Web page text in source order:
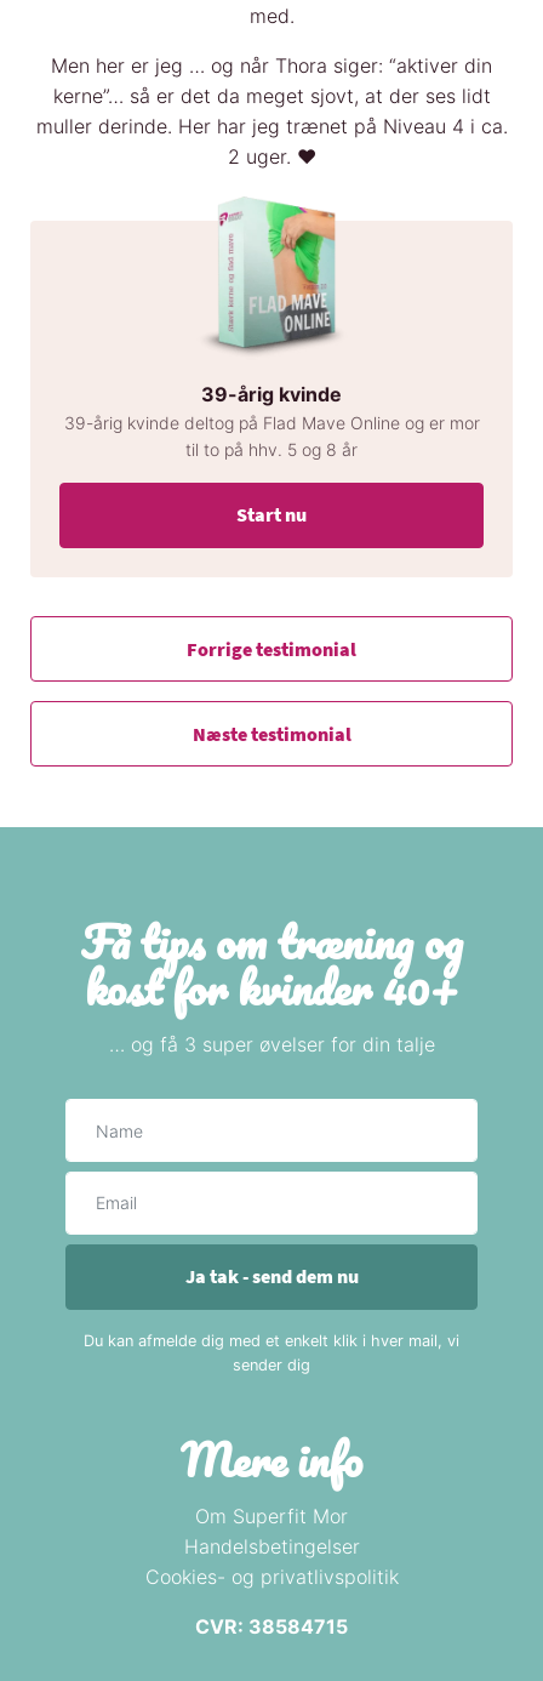
med.
Men her er jeg … og når Thora siger: “aktiver din
kerne”… så er det da meget sjovt, at der ses lidt
muller derinde. Her har jeg trænet på Niveau 4 i ca.
2 uger. ❤️
39-årig kvinde
39-årig kvinde deltog på Flad Mave Online og er mor
til to på hhv. 5 og 8 år
Start nu
Forrige testimonial
Næste testimonial
Mere info
Om Superfit Mor
Handelsbetingelser
Cookies- og privatlivspolitik
CVR: 38584715
Få tips om træning og
kost for kvinder 40+
… og få 3 super øvelser for din talje
Ja tak - send dem nu
Du kan afmelde dig med et enkelt klik i hver mail, vi
sender dig